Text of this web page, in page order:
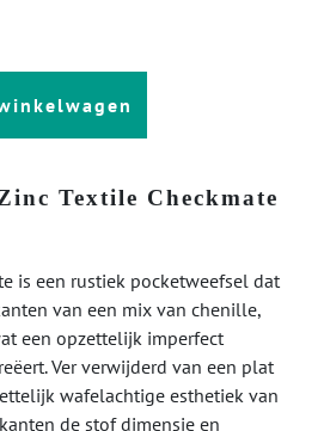
Textile Checkmate
is een rustiek pocketweefsel dat
van een mix van chenille,
een opzettelijk imperfect
Ver verwijderd van een plat
wafelachtige esthetiek van
de stof dimensie en